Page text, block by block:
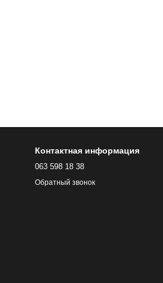
Контактная информация
063 598 18 38
Обратный звонок